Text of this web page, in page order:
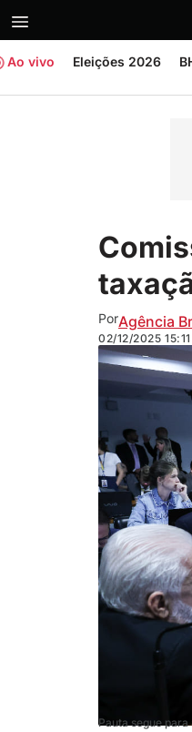
Ao vivo Eleições 2026
PorAgência
02/12/2025 15:11
Pauta segue